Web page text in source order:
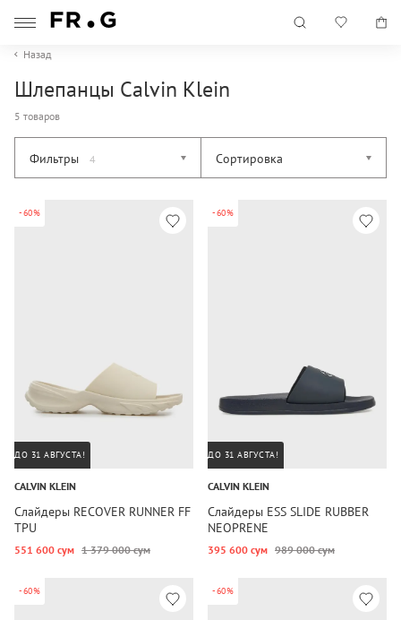
Назад
Шлепанцы Calvin Klein
5 товаров
Фильтры 4 Сортировка
-60%
ДО 31 АВГУСТА!
CALVIN KLEIN
Слайдеры RECOVER RUNNER FF
TPU
551 600 сум 1 379 000 сум
-60%
ДО 31 АВГУСТА!
CALVIN KLEIN
Слайдеры ESS SLIDE RUBBER
NEOPRENE
395 600 сум 989 000 сум
-60% -60%